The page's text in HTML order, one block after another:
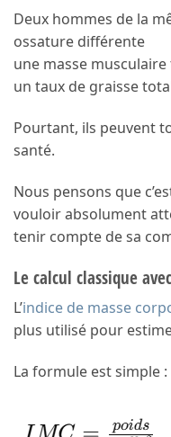
Deux hommes de la
ossature différente
une masse
un taux de graisse
Pourtant, ils peuvent
santé.
Nous pensons que
vouloir absolument
tenir compte de sa
Le calcul classique
L’indice de masse
plus utilisé pour
La formule est simple :